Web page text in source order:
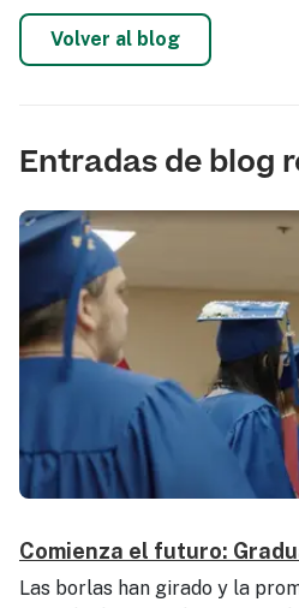
Volver al blog
Entradas de blog
Comienza el futuro:
Las borlas han girado y la